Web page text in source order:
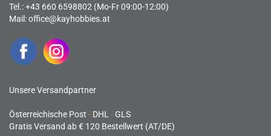
Tel.: +43 660 6598802 (Mo-Fr 09:00-12:00)
Mail:office@kayhobbies.at
Unsere Versandpartner
Österreichische Post - DHL -GLS
Gratis Versand ab € 120 Bestellwert (AT/DE)